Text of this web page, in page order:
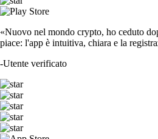
«Nuovo nel mondo crypto, ho ceduto
piace: l'app è intuitiva, chiara e la
-Utente verificato